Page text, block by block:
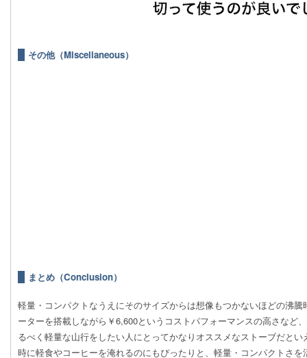
その他（Miscellaneous）
まとめ（Conclusion）
軽量・コンパクトなうえにそのサイズからは想像もつかないほどの沸
ーターを搭載しながら￥6,600というコストパフォーマンスの高さなど
るべく軽量な山行をしたい人にとってかなりオススメなストーブだと
時に軽食やコーヒーを淹れるのにもぴったりと、軽量・コンパクトさ